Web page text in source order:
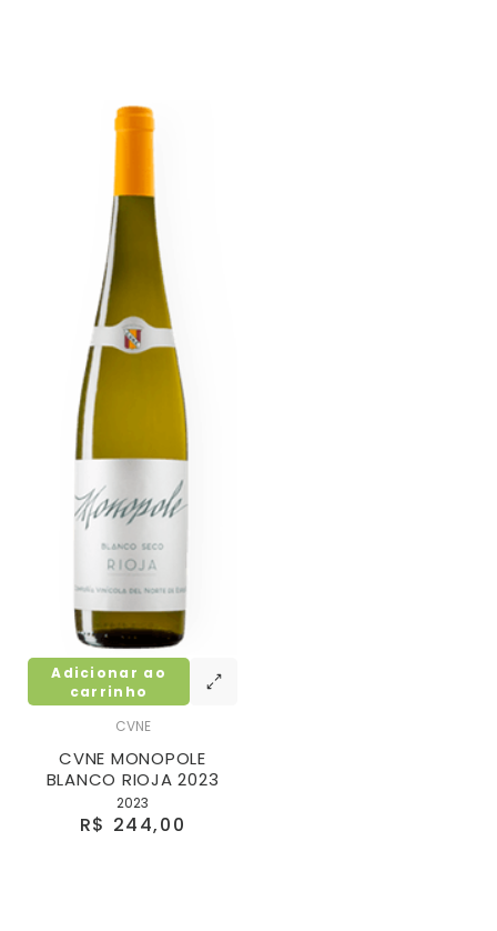
CVNE
CVNE MONOPOLE
BLANCO RIOJA 2023
2023
R$ 244,00
Adicionar ao
carrinho